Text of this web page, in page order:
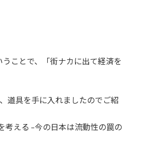
ことで、「街ナカに出て経済を
道具を手に入れましたのでご紹
考える –今の日本は流動性の罠の